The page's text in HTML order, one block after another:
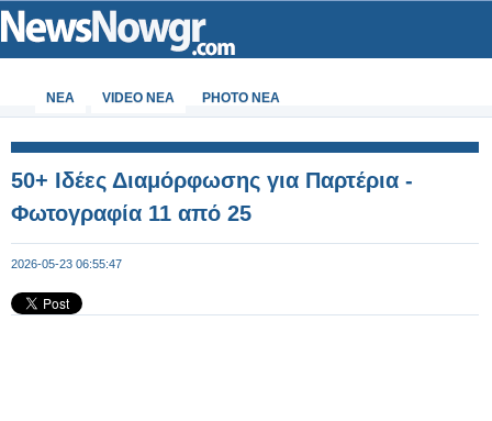
ΝΕΑ VIDEO NEA PHOTO NEA
50+ Ιδέες Διαμόρφωσης για Παρτέρια -
Φωτογραφία 11 από 25
2026-05-23 06:55:47